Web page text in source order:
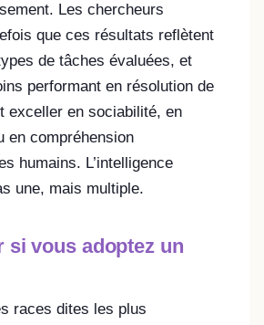
Les chercheurs
que ces résultats reflètent
de tâches évaluées, et
performant en résolution de
exceller en sociabilité, en
en compréhension
humains. L’intelligence
une, mais multiple.
si vous adoptez un
races dites les plus